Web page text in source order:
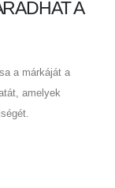
A
a márkáját a
amelyek